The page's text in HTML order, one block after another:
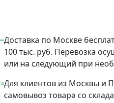
Доставка по Москве
100 тыс. руб. Перевозка
или на следующий при
Для клиентов из Москвы и
самовывоз товара со